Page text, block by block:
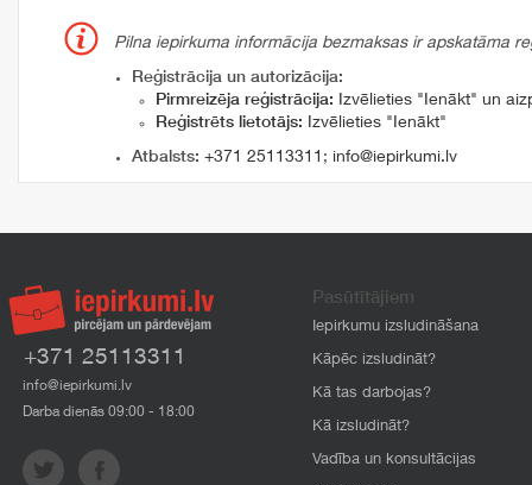
Pilna iepirkuma informācija bezmaksas ir apskatāma
Reģistrācija un autorizācija:
Pirmreizēja reģistrācija: Izvēlieties "Ienākt" un
Reģistrēts lietotājs: Izvēlieties "Ienākt"
Atbalsts: +371 25113311 ; info@iepirkumi.lv
+371 25113311
info@iepirkumi.lv
Darba dienās 09:00 - 18:00
Pasūtītājiem
Iepirkumu izsludināšana
Kāpēc izsludināt?
Kā tas darbojas?
Kā izsludināt?
Vadība un konsultācijas